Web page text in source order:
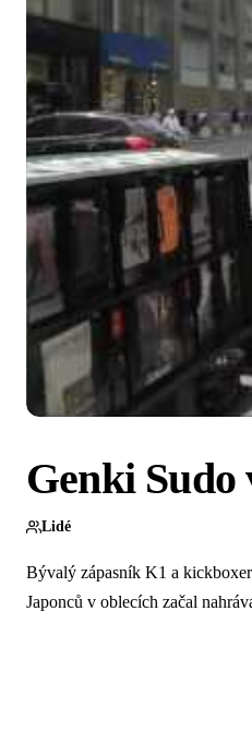
Genki
Lidé
Bývalý zápasník K1 a
Japonců v oblecích začal